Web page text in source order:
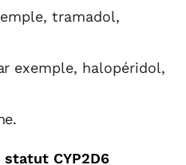
tramadol,
exemple, halopéridol,
CYP2D6